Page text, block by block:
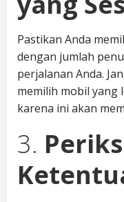
Pastikan Anda
dengan jumlah
perjalanan Anda.
memilih mobil yang
karena ini akan
3.